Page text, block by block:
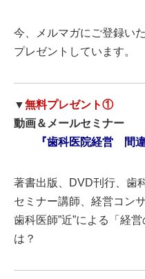
今、メルマガにご登録い
プレゼントしています。
▼無料プレゼント①
動画＆メールセミナー
『歯科医院経営 間
著書出版、DVD刊行、歯
セミナー講師、経営コン
歯科医師”近”による「経
は？